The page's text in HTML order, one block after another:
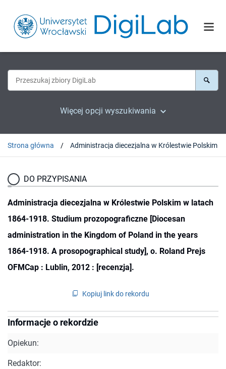
Więcej opcji wyszukiwania
Strona główna
DO PRZYPISANIA
Administracja diecezjalna w Królestwie Polskim w latach
1864-1918. Studium prozopograficzne [Diocesan
administration in the Kingdom of Poland in the years
1864-1918. A prosopographical study], o. Roland Prejs
OFMCap : Lublin, 2012 : [recenzja].
Kopiuj link do rekordu
Informacje o rekordzie
Opiekun:
Redaktor: